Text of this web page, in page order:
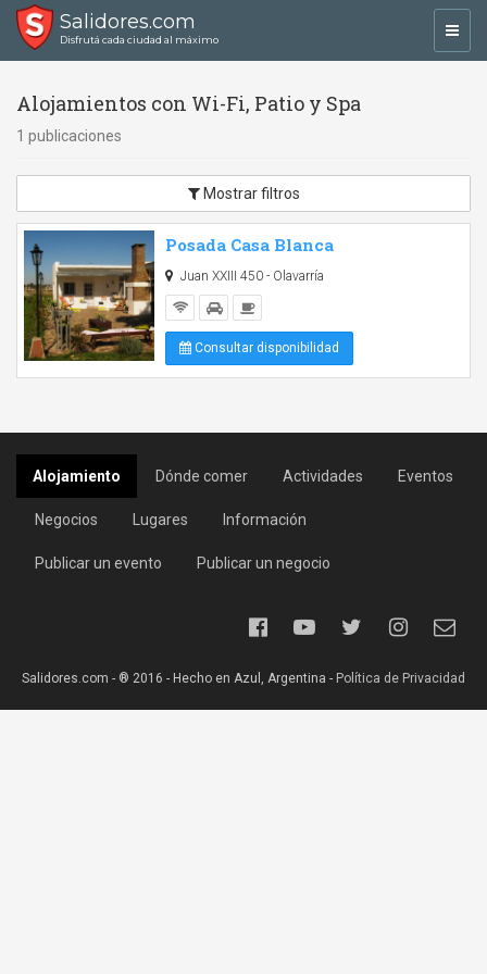
Salidores.com
Disfrutá cada ciudad al máximo
Alojamientos con Wi-Fi, Patio y Spa
1 publicaciones
Mostrar filtros
Posada Casa Blanca
Juan XXIII 450 - Olavarría
Consultar disponibilidad
Alojamiento Dónde comer Actividades Eventos
Negocios Lugares Información
Publicar un evento Publicar un negocio
Salidores.com - ® 2016 - Hecho en Azul, Argentina - Política de Privacidad